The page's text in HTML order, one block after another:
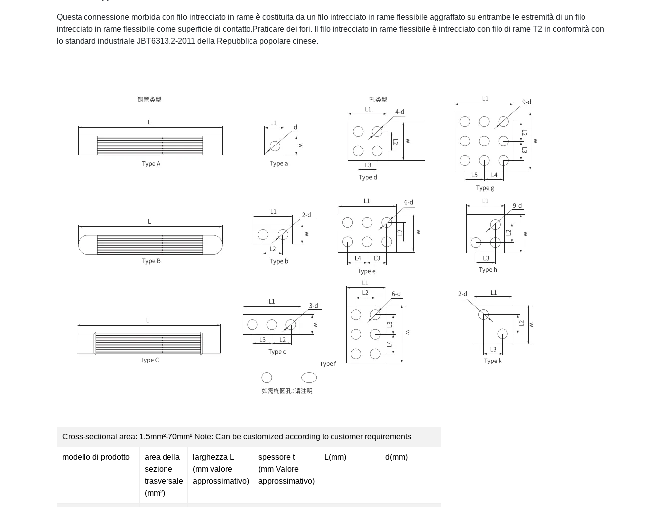
Questa connessione morbida con filo intrecciato in rame è costituita da un filo intrecciato in rame flessibile aggraffato su entrambe le estremità di un filo
intrecciato in rame flessibile come superficie di contatto.Praticare dei fori. Il filo intrecciato in rame flessibile è intrecciato con filo di rame T2 in conformità con
lo standard industriale JBT6313.2-2011 della Repubblica popolare cinese.
Cross-sectional area: 1.5mm²-70mm² Note: Can be customized according to customer requirements
modello di prodotto
area della
sezione
trasversale
(mm²)
larghezza L
(mm valore
approssimativo)
spessore t
(mm Valore
approssimativo)
L(mm) d(mm)